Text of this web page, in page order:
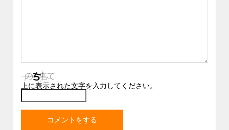
上に表示された文字を入力してください。